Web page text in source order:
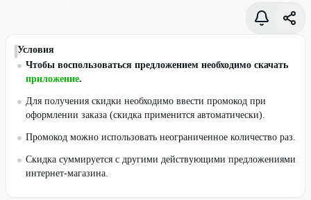
Условия
Чтобы воспользоваться предложением необходимо скачать
приложение.
Для получения скидки необходимо ввести промокод при
оформлении заказа (скидка применится автоматически).
Промокод можно использовать неограниченное количество раз.
Скидка суммируется с другими действующими предложениями
интернет-магазина.